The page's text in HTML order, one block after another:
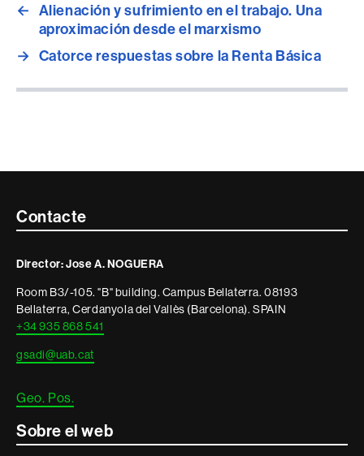
← Alienación y sufrimiento en el trabajo. Una
aproximación desde el marxismo
→ Catorce respuestas sobre la Renta Básica
Contacte
informació
legal
Contacte
Director: Jose A. NOGUERA
Room B3/-105. "B" building. Campus Bellaterra. 08193
Bellaterra, Cerdanyola del Vallès (Barcelona). SPAIN
+34 935 868 541
gsadi@uab.cat
Geo. Pos.
Sobre el web